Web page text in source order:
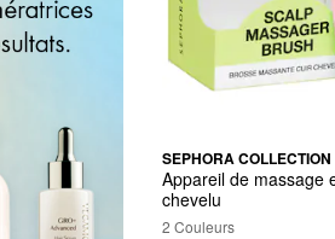
SEPHORA COLLECTION
Appareil de massage
chevelu
2 Couleurs